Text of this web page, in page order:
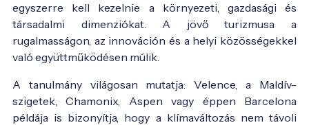
egyszerre kell kezelnie a környezeti, gazdasági és
társadalmi dimenziókat. A jövő turizmusa a
rugalmasságon, az innováción és a helyi közösségekkel
való együttműködésen múlik.
A tanulmány világosan mutatja: Velence, a Maldív-
szigetek, Chamonix, Aspen vagy éppen Barcelona
példája is bizonyítja, hogy a klímaváltozás nem távoli